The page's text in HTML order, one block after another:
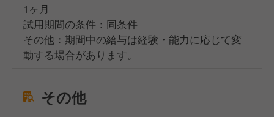
1ヶ月
試用期間の条件：同条件
その他：期間中の給与は経験・能力に応じて変
動する場合があります。
その他